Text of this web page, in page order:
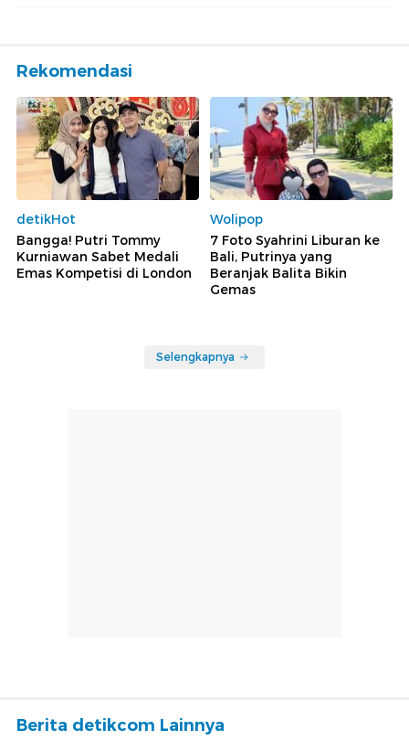
Rekomendasi
detikHot
Bangga! Putri Tommy
Kurniawan Sabet Medali
Emas Kompetisi di London
Wolipop
7 Foto Syahrini Liburan ke
Bali, Putrinya yang
Beranjak Balita Bikin
Gemas
Selengkapnya
Berita detikcom Lainnya